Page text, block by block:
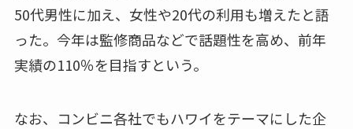
50代男性に加え、女性や20代の利用も増えたと語
った。今年は監修商品などで話題性を高め、前年
実績の110％を目指すという。
なお、コンビニ各社でもハワイをテーマにした企